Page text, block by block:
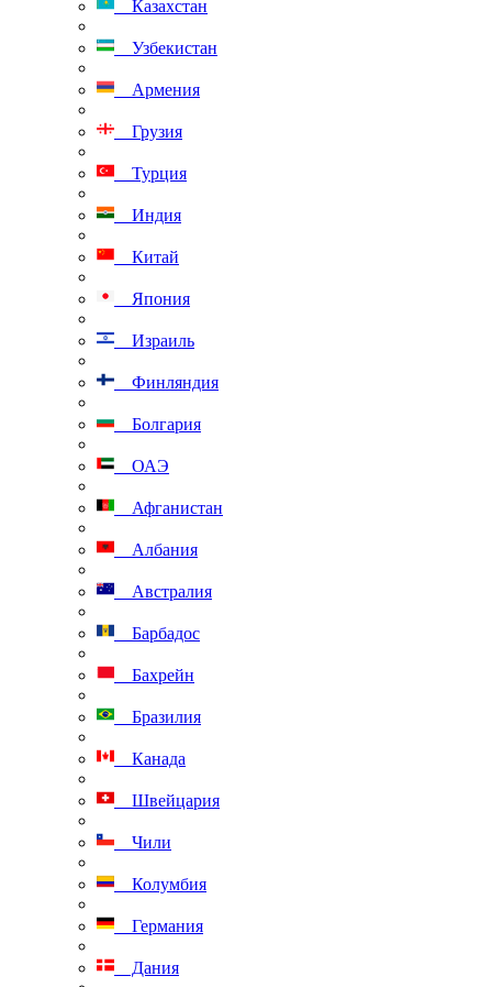
Казахстан
Узбекистан
Армения
Грузия
Турция
Индия
Китай
Япония
Израиль
Финляндия
Болгария
ОАЭ
Афганистан
Албания
Австралия
Барбадос
Бахрейн
Бразилия
Канада
Швейцария
Чили
Колумбия
Германия
Дания